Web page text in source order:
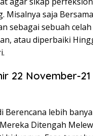
Misalnya saja
sebagai sebuah
atau diperbaiki
22 November-21
Berencana lebih
Ditengah